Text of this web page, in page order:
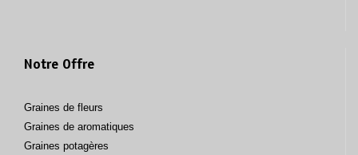
Notre Offre
Graines de fleurs
Graines de aromatiques
Graines potagères